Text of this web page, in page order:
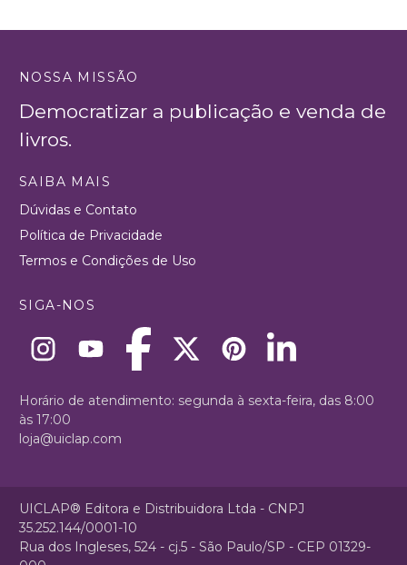
NOSSA MISSÃO
Democratizar a publicação e venda de
livros.
SAIBA MAIS
Dúvidas e Contato
Política de Privacidade
Termos e Condições de Uso
SIGA-NOS
Horário de atendimento: segunda à sexta-feira, das 8:00
às 17:00
loja@uiclap.com
UICLAP® Editora e Distribuidora Ltda - CNPJ
35.252.144/0001-10
Rua dos Ingleses, 524 - cj.5 - São Paulo/SP - CEP 01329-